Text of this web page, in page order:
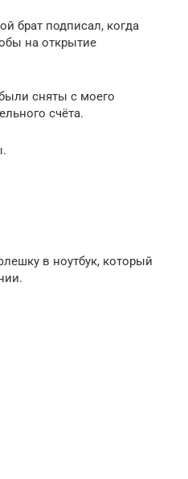
брат подписал, когда
на открытие
сняты с моего
счёта.
в ноутбук, который